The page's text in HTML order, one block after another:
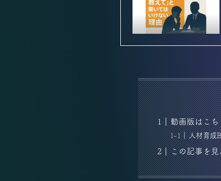
動画版はこち
人材育成
この記事を見